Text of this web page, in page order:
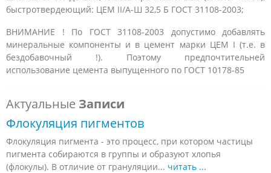
быстротвердеющий: ЦЕМ II/А-Ш 32,5 Б ГОСТ 31108-2003;
ВНИМАНИЕ ! По ГОСТ 31108-2003 допустимо добавлять
минеральные компоненты и в цемент марки ЦЕМ I (т.е. в
бездобавочный !). Поэтому предпочтительней
использование цемента выпущенного по ГОСТ 10178-85
Актуальные Записи
Флокуляция пигментов
Флокуляция пигмента - это процесс, при котором частицы
пигмента собираются в группы и образуют хлопья
(флокулы). В отличие от грануляции... читать ...